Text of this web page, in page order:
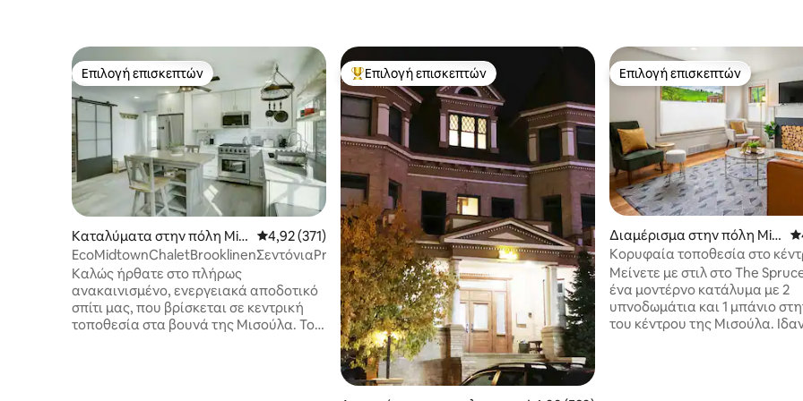
Επιλογή επισκεπτών
Επιλογή επισκεπτών
Καταλύματα στην πόλη Mis
soula
Μέση βαθμολογία: 4,92 στα 5, 371 κριτικές
4,92 (371)
EcoMidtownChaletBrooklinenΣεντόνιαPrivtPrkgFencedYrd
Καλώς ήρθατε στο πλήρως
ανακαινισμένο, ενεργειακά αποδοτικό
σπίτι μας, που βρίσκεται σε κεντρική
τοποθεσία στα βουνά της Μισούλα. Το
Κορυφαία επιλογή επισκεπτών
Επιλογή επισκεπτών Επιλογή επισκεπτών
Επιλογή επισκεπτών
Διαμέρισμα στην πόλη Mis
soula
Κορυφαία τοποθεσία στο
πόλης - Καθαρό και φωτεινό
μπανγκαλόου
Μείνετε με στιλ στο The
ένα μοντέρνο κατάλυμα με 2
υπνοδωμάτια και 1 μπάνιο
του κέντρου της Μισούλα. Ιδανικός για